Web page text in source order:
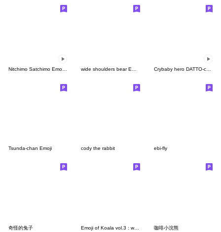
Crybaby hero DATTO-chan Emoji (moving)
Tsunda-chan Emoji cody the rabbit ebi-fly
奇怪的兔子 Emoji of Koala vol.3 : with panda&rabbit 咖啡小浣熊